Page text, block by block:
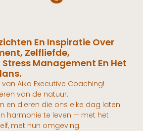
En Inspiratie Over
Zelfliefde,
Management En Het
Aika Executive Coaching!
van de natuur.
en dieren die ons elke dag laten
harmonie te leven — met het
met hun omgeving.